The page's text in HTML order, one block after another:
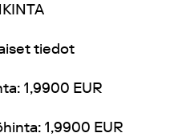
tiedot
1,9900 EUR
1,9900 EUR